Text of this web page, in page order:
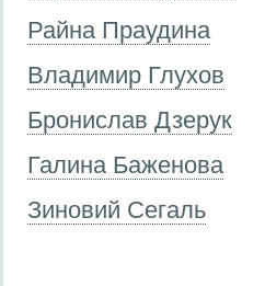
Райна Праудина
Владимир Глухов
Бронислав Дзерук
Галина Баженова
Зиновий Сегаль